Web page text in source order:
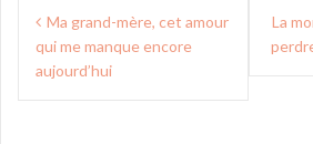
de
l’article
Ma grand-mère, cet amour
qui me manque encore
aujourd’hui
La